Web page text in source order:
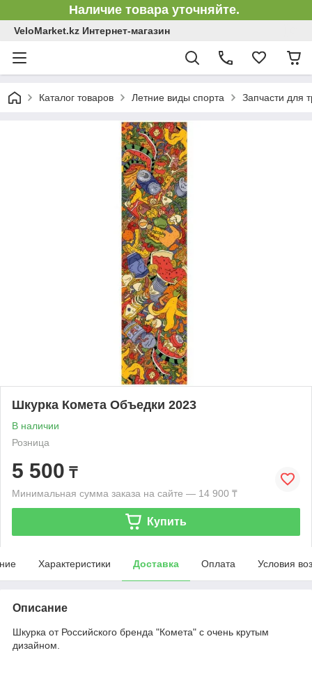
Наличие товара уточняйте.
VeloMarket.kz Интернет-магазин
Каталог товаров Летние виды спорта Запчасти для
Шкурка Комета Объедки 2023
В наличии
Розница
5 500 ₸
Минимальная сумма заказа на сайте — 14 900 ₸
Купить
Характеристики Доставка Оплата Условия
Описание
Шкурка от Российского бренда "Комета" с очень крутым
дизайном.